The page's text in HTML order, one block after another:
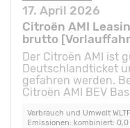
17. April 2026
Citroën AMI
brutto
Der Citroën AMI ist
Deutschlandticket
gefahren werden.
Citroën AMI BEV
Verbrauch und Umwelt
Emissionen: kombiniert: 0,0